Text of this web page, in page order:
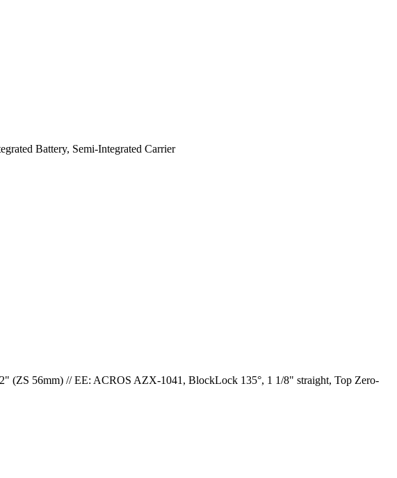
Battery, Semi-Integrated Carrier
(ZS 56mm) // EE: ACROS AZX-1041, BlockLock 135°, 1 1/8" straight, Top Zero-